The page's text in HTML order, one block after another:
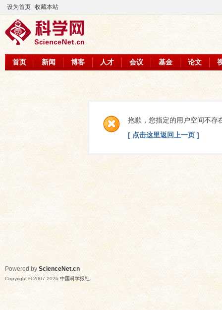
设为首页 收藏本站
首页 新闻 博客 人才 会议 基金 论文
抱歉，您指定的用户空间不存
[ 点击这里返回上一页 ]
Powered by ScienceNet.cn
Copyright © 2007-2026 中国科学报社